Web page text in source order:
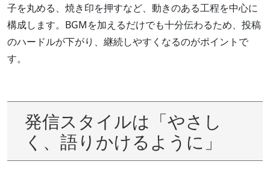
子を丸める、焼き印を押すなど、動きのある工程を中心に
構成します。BGMを加えるだけでも十分伝わるため、投稿
のハードルが下がり、継続しやすくなるのがポイントで
す。
発信スタイルは「やさし
く、語りかけるように」